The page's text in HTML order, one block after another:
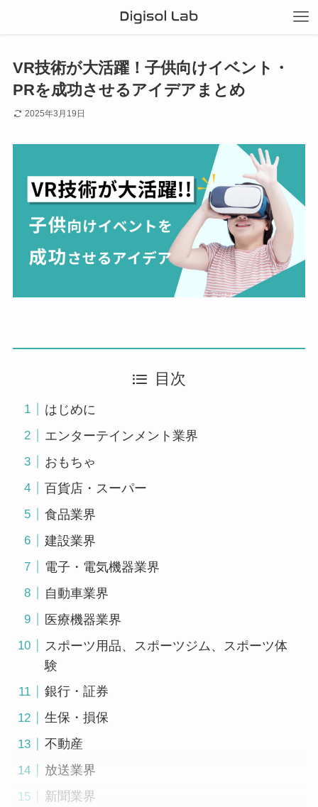
VR技術が大活躍！子供向けイベント・
PRを成功させるアイデアまとめ
2025年3月19日
目次
はじめに
エンターテインメント業界
おもちゃ
百貨店・スーパー
食品業界
建設業界
電子・電気機器業界
自動車業界
医療機器業界
スポーツ用品、スポーツジム、スポーツ体
験
銀行・証券
生保・損保
不動産
放送業界
新聞業界